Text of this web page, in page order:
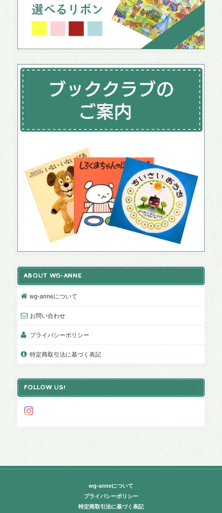
ABOUT WG-ANNE
wg-anneについて
お問い合わせ
プライバシーポリシー
特定商取引法に基づく表記
FOLLOW US!
wg-anneについて
プライバシーポリシー
特定商取引法に基づく表記